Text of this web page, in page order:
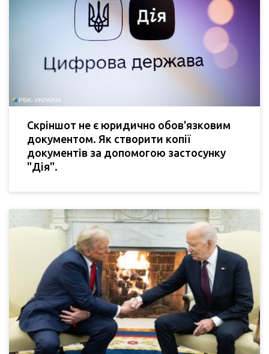
Скріншот не є юридично обов'язковим
документом. Як створити копії
документів за допомогою застосунку
"Дія".